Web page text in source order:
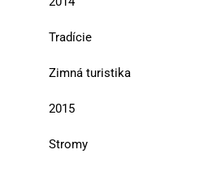
Tradície
Zimná turistika
2015
Stromy